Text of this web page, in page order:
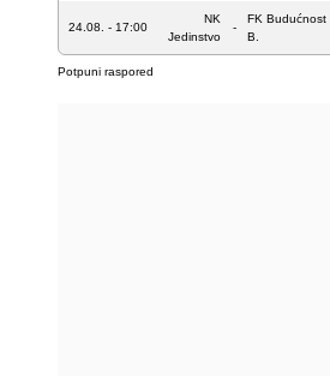
24.08. - 17:00
NK
Jedinstvo
-
FK Budućnost
B.
Potpuni raspored